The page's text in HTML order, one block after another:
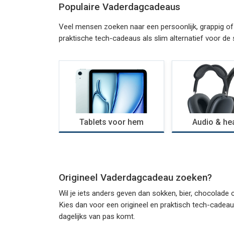
Populaire Vaderdagcadeaus
Veel mensen zoeken naar een persoonlijk, grappig
praktische tech-cadeaus als slim alternatief voor de
Tablets voor hem Audio &
Origineel Vaderdagcadeau zoeken?
Wil je iets anders geven dan sokken, bier,
Kies dan voor een origineel en praktisch tech-
dagelijks van pas komt.